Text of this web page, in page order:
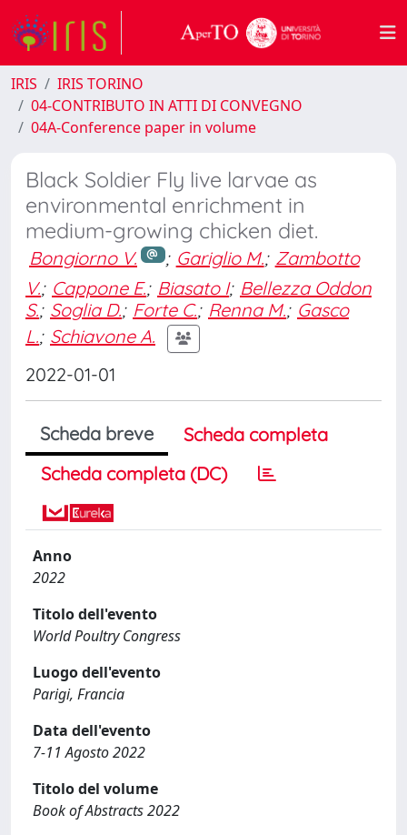
IRIS
IRIS TORINO
04-CONTRIBUTO IN ATTI DI CONVEGNO
04A-Conference paper in volume
Black Soldier Fly live larvae as
environmental enrichment in
medium-growing chicken diet.
Bongiorno V. ; Gariglio M.; Zambotto
V.; Cappone E.; Biasato I; Bellezza Oddon
S.; Soglia D.; Forte C.; Renna M.; Gasco
L.; Schiavone A.
2022-01-01
Scheda breve
Scheda completa
Scheda completa (DC)
Anno
2022
Titolo dell'evento
World Poultry Congress
Luogo dell'evento
Parigi, Francia
Data dell'evento
7-11 Agosto 2022
Titolo del volume
Book of Abstracts 2022